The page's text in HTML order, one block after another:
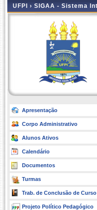
UFPI › SIGAA - Sistema
Apresentação
Corpo Administrativo
Alunos Ativos
Calendário
Documentos
Turmas
Trab. de Conclusão de Curso
Projeto Político Pedagógico